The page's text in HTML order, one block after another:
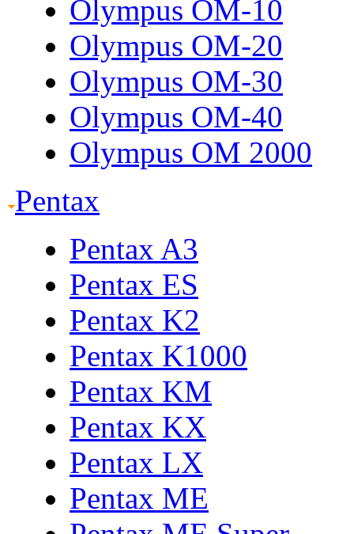
Olympus OM-10
Olympus OM-20
Olympus OM-30
Olympus OM-40
Olympus OM 2000
Pentax
Pentax A3
Pentax ES
Pentax K2
Pentax K1000
Pentax KM
Pentax KX
Pentax LX
Pentax ME